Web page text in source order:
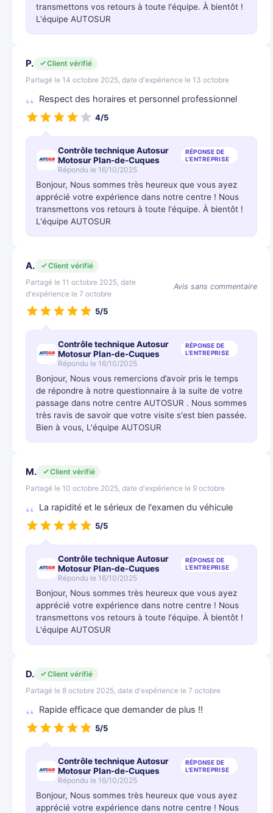
transmettons vos retours à toute l'équipe. À bientôt !
L'équipe AUTOSUR
P.
Client vérifié
Partagé le 14 octobre 2025, date d'expérience le 13 octobre
Respect des horaires et personnel professionnel
4/5
Contrôle technique Autosur
Motosur Plan-de-Cuques
RÉPONSE DE
L'ENTREPRISE
Répondu le 16/10/2025
Bonjour, Nous sommes très heureux que vous ayez
apprécié votre expérience dans notre centre ! Nous
transmettons vos retours à toute l'équipe. À bientôt !
L'équipe AUTOSUR
A.
Client vérifié
Partagé le 11 octobre 2025, date
d'expérience le 7 octobre
Avis sans commentaire
5/5
Contrôle technique Autosur
Motosur Plan-de-Cuques
RÉPONSE DE
L'ENTREPRISE
Répondu le 16/10/2025
Bonjour, Nous vous remercions d’avoir pris le temps
de répondre à notre questionnaire à la suite de votre
passage dans notre centre AUTOSUR . Nous sommes
très ravis de savoir que votre visite s'est bien passée.
Bien à vous, L'équipe AUTOSUR
M.
Client vérifié
Partagé le 10 octobre 2025, date d'expérience le 9 octobre
La rapidité et le sérieux de l'examen du véhicule
5/5
Contrôle technique Autosur
Motosur Plan-de-Cuques
RÉPONSE DE
L'ENTREPRISE
Répondu le 16/10/2025
Bonjour, Nous sommes très heureux que vous ayez
apprécié votre expérience dans notre centre ! Nous
transmettons vos retours à toute l'équipe. À bientôt !
L'équipe AUTOSUR
D.
Client vérifié
Partagé le 8 octobre 2025, date d'expérience le 7 octobre
Rapide efficace que demander de plus !!
5/5
Contrôle technique Autosur
Motosur Plan-de-Cuques
RÉPONSE DE
L'ENTREPRISE
Répondu le 16/10/2025
Bonjour, Nous sommes très heureux que vous ayez
apprécié votre expérience dans notre centre ! Nous